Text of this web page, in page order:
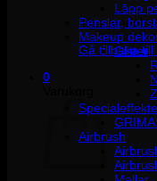
Inga
Gå tillbaka till
0
Läpp
Penslar,
Makeup
Glitter
Airbrush